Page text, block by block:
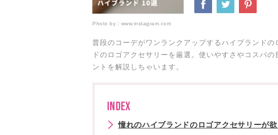
Photo by： www.instagram.com
普段のコーデがワンランクアップするハイブランド
ドのロゴアクセサリーを厳選。使いやすさやコスパ
ントを解説しちゃいます。
INDEX
憧れのハイブランドのロゴアクセサリーが